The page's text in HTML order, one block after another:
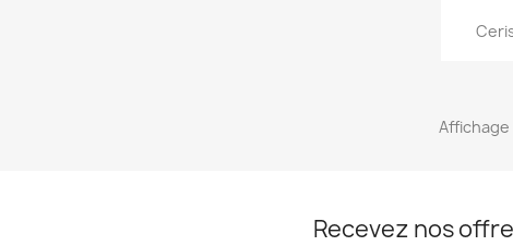
Affichage
Recevez nos